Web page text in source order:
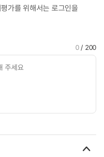
가를 위해서는 로그인을
0/ 200